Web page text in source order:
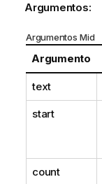
Argumentos:
Argumentos Mid
Argumento
text
start
count